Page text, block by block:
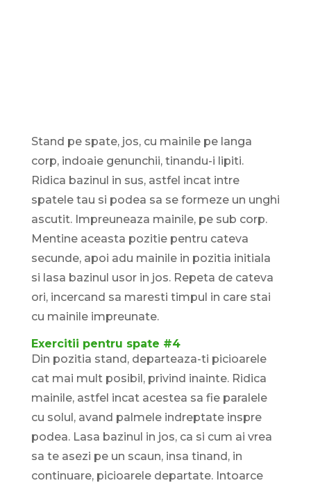
Stand pe spate, jos, cu mainile pe langa
corp, indoaie genunchii, tinandu-i lipiti.
Ridica bazinul in sus, astfel incat intre
spatele tau si podea sa se formeze un unghi
ascutit. Impreuneaza mainile, pe sub corp.
Mentine aceasta pozitie pentru cateva
secunde, apoi adu mainile in pozitia initiala
si lasa bazinul usor in jos. Repeta de cateva
ori, incercand sa maresti timpul in care stai
cu mainile impreunate.
Exercitii pentru spate #4
Din pozitia stand, departeaza-ti picioarele
cat mai mult posibil, privind inainte. Ridica
mainile, astfel incat acestea sa fie paralele
cu solul, avand palmele indreptate inspre
podea. Lasa bazinul in jos, ca si cum ai vrea
sa te asezi pe un scaun, insa tinand, in
continuare, picioarele departate. Intoarce